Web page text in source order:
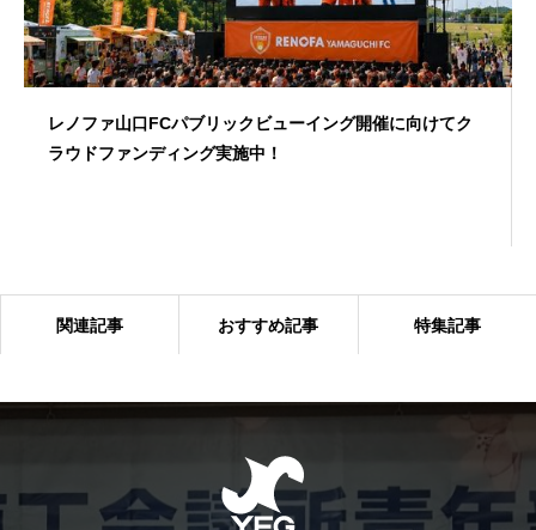
レノファ山口FCパブリックビューイング開催に向けてク
ラウドファンディング実施中！
「6団体親睦ゴルフ大会」を開催しました！
関連記事 おすすめ記事 特集記事